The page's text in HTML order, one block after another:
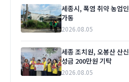
세종시, 폭염 취약 농업
가동
2026.08.05
세종 조치원, 오봉산 산
성금 200만원 기탁
2026.08.05